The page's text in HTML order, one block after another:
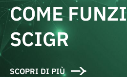
COME
SCIGR
SCOPRI DI PIÙ